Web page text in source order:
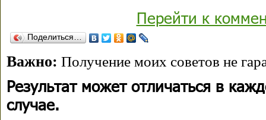
Перейти к
Поделиться…
Важно: Получение моих советов не
Результат может отличаться в
случае.